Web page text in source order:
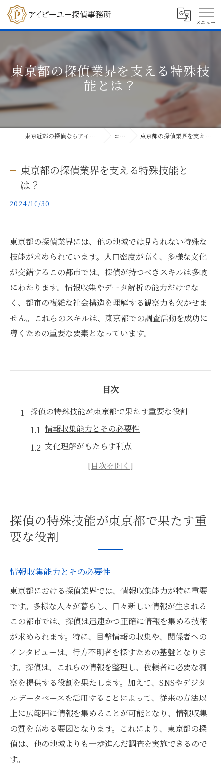
東京都の探偵業界を支える特殊技
能とは？
東京近郊の探偵ならアイピーユー探偵事務所 コラム 東京都の探偵業界を支える特殊技能とは？
東京都の探偵業界を支える特殊技能と
は？
2024/10/30
東京都の探偵業界には、他の地域では見られない特殊な
技能が求められています。人口密度が高く、多様な文化
が交錯するこの都市では、探偵が持つべきスキルは多岐
にわたります。情報収集やデータ解析の能力だけでな
く、都市の複雑な社会構造を理解する観察力も欠かせま
せん。これらのスキルは、東京都での調査活動を成功に
導くための重要な要素となっています。
目次
探偵の特殊技能が東京都で果たす重要な役割
情報収集能力とその必要性
文化理解がもたらす利点
高密度都市での調査法
東京都特有の法律知識の重要性
技術革新が探偵業界に与える影響
東京都で探偵が直面する課題とスキル
都市型犯罪の特徴と対策
交通と時間管理のスキル
多様な文化と社会背景の理解
情報過多社会での真実の見極め
個人情報保護の法律と倫理
効果的なコラボレーションとネットワーク
情報収集と分析を極めた東京都の探偵
デジタル情報の効率的な活用
オフライン情報の意義と活用方法
ネットワーク分析の技術
行動パターンの推測と応用
データ解析とAIの役割
探偵の特殊技能が東京都で果たす重
要な役割
情報収集能力とその必要性
東京都における探偵業界では、情報収集能力が特に重要
です。多様な人々が暮らし、日々新しい情報が生まれる
この都市では、探偵は迅速かつ正確に情報を集める技術
が求められます。特に、目撃情報の収集や、関係者への
インタビューは、行方不明者を探すための基盤となりま
す。探偵は、これらの情報を整理し、依頼者に必要な洞
察を提供する役割を果たします。加えて、SNSやデジタ
ルデータベースを活用することによって、従来の方法以
上に広範囲に情報を集めることが可能となり、情報収集
の質を高める要因となります。これにより、東京都の探
偵は、他の地域よりも一歩進んだ調査を実施できるので
す。